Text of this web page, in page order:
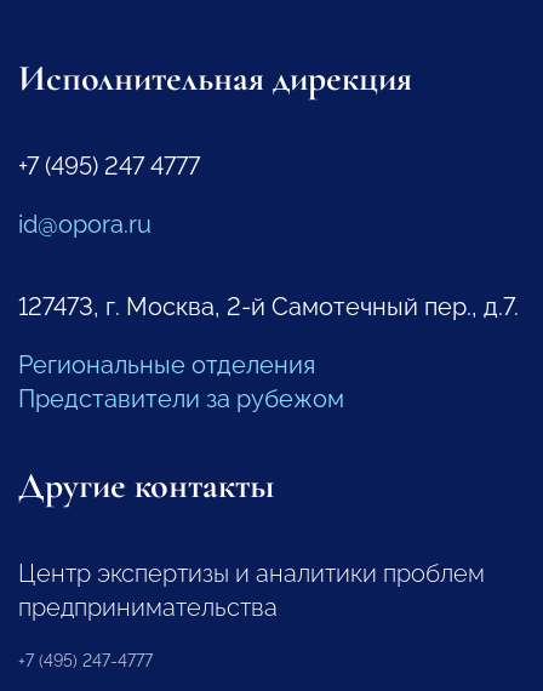
Исполнительная дирекция
+7 (495) 247 4777
id@opora.ru
127473, г. Москва, 2-й Самотечный пер., д.7.
Региональные отделения
Представители за рубежом
Другие контакты
Центр экспертизы и аналитики проблем
предпринимательства
+7 (495) 247-4777